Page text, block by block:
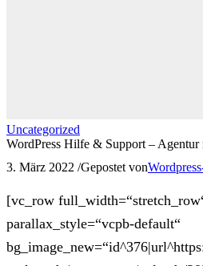
Uncategorized
WordPress Hilfe & Support –
3. März 2022 /Gepostet von
[vc_row
parallax_style=“vcpb-default“